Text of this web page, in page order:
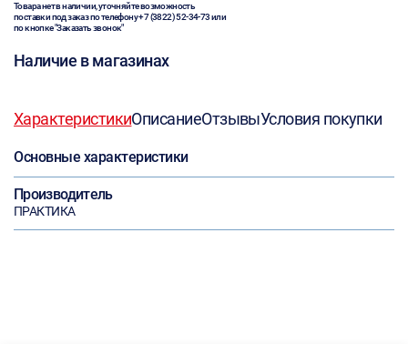
Товара нет в наличии, уточняйте возможность
поставки под заказ по телефону+7 (3822) 52-34-73или
по кнопке "Заказать звонок"
Наличие в магазинах
ХарактеристикиОписаниеОтзывыУсловия покупки
Основные характеристики
Производитель
ПРАКТИКА